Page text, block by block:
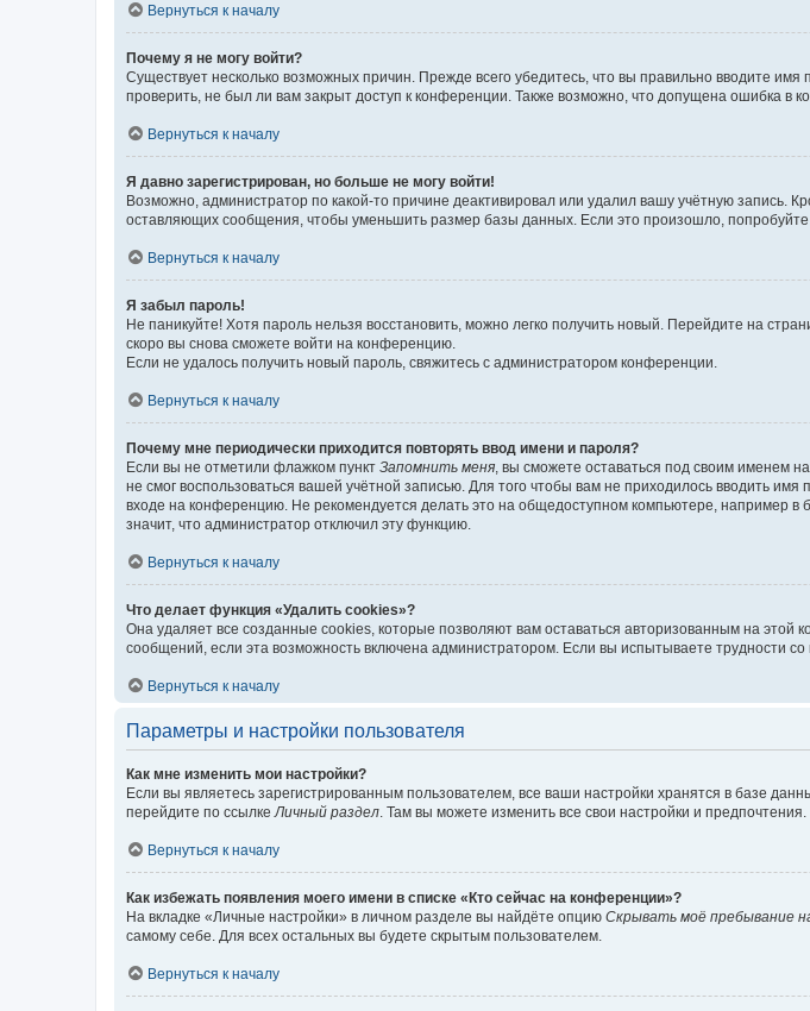
Вернуться к началу
Почему я не могу войти?
Существует несколько возможных причин. Прежде всего убедитесь, что вы правильно вводите
проверить, не был ли вам закрыт доступ к конференции. Также возможно, что допущена ошибка в
Вернуться к началу
Я давно зарегистрирован, но больше не могу войти!
Возможно, администратор по какой-то причине деактивировал или удалил вашу учётную запись.
оставляющих сообщения, чтобы уменьшить размер базы данных. Если это произошло, попробуйте
Вернуться к началу
Я забыл пароль!
Не паникуйте! Хотя пароль нельзя восстановить, можно легко получить новый. Перейдите на
скоро вы снова сможете войти на конференцию.
Если не удалось получить новый пароль, свяжитесь с администратором конференции.
Вернуться к началу
Почему мне периодически приходится повторять ввод имени и пароля?
Если вы не отметили флажком пункт Запомнить меня , вы сможете оставаться под своим именем
не смог воспользоваться вашей учётной записью. Для того чтобы вам не приходилось вводить
входе на конференцию. Не рекомендуется делать это на общедоступном компьютере, например в
значит, что администратор отключил эту функцию.
Вернуться к началу
Что делает функция «Удалить cookies»?
Она удаляет все созданные cookies, которые позволяют вам оставаться авторизованным на
сообщений, если эта возможность включена администратором. Если вы испытываете трудности
Вернуться к началу
Параметры и настройки пользователя
Как мне изменить мои настройки?
Если вы являетесь зарегистрированным пользователем, все ваши настройки хранятся в базе
перейдите по ссылке Личный раздел . Там вы можете изменить все свои настройки и предпочтения.
Вернуться к началу
Как избежать появления моего имени в списке «Кто сейчас на конференции»?
На вкладке «Личные настройки» в личном разделе вы найдёте опцию Скрывать моё пребывание
самому себе. Для всех остальных вы будете скрытым пользователем.
Вернуться к началу